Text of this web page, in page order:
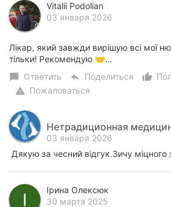
Vitalii Podolian
03 января 2026
Лікар, який завжди вирішую всі мої
тільки! Рекомендую 🤝…
chat_bubble Ответить reply Поделиться
warning Пожаловаться
Нетрадиционная
03 января 2026
Дякую за чесний відгук.Зичу міцного
Ірина Олексюк
30 марта 2025